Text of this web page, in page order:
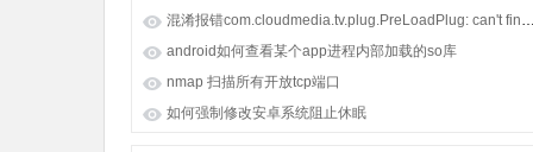
混淆报错com.cloudmedia.tv.plug.PreLoadPlug: can't find
android如何查看某个app进程内部加载的so库
nmap 扫描所有开放tcp端口
如何强制修改安卓系统阻止休眠